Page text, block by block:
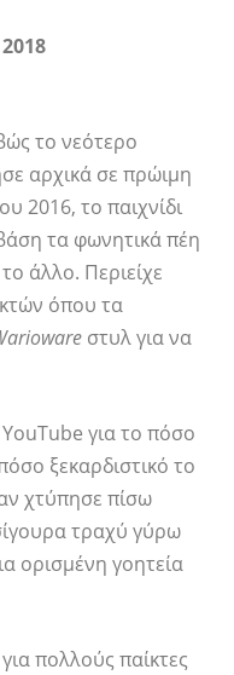
το νεότερο
αρχικά σε πρώιμη
2016, το παιχνίδι
τα φωνητικά πέη
άλλο. Περιείχε
όπου τα
στυλ για να
για το πόσο
ξεκαρδιστικό το
χτύπησε πίσω
τραχύ γύρω
ορισμένη γοητεία
πολλούς παίκτες